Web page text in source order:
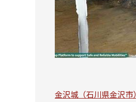
金沢城（石川県金沢市）